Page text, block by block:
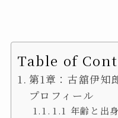
Table of
第1章：古舘伊知
プロフィール
1.1 年齢と出